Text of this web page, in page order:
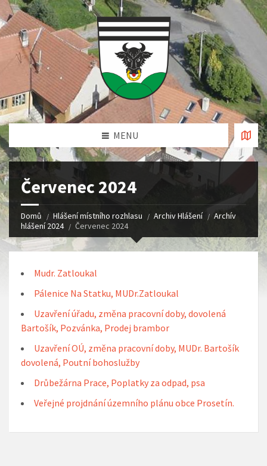
MENU
Červenec 2024
Domů Hlášení místního rozhlasu Archiv Hlášení
Archív
hlášení 2024
Červenec 2024
Mudr. Zatloukal
Pálenice Na Statku, MUDr.Zatloukal
Uzavření úřadu, změna pracovní doby, dovolená
Bartošík, Pozvánka, Prodej brambor
Uzavření OÚ, změna pracovní doby, MUDr. Bartošík
dovolená, Poutní bohoslužby
Drůbežárna Prace, Poplatky za odpad, psa
Veřejné projdnání územního plánu obce Prosetín.